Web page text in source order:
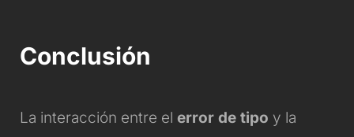
Conclusión
La interacción entre el error de tipo y la